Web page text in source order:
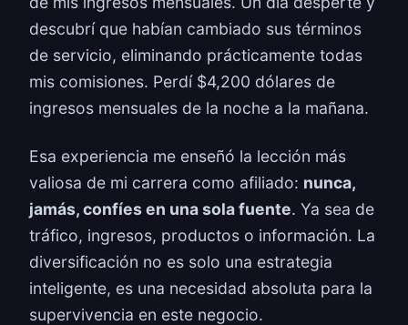
descubrí que habían cambiado sus términos
de servicio, eliminando prácticamente todas
mis comisiones. Perdí $4,200 dólares de
ingresos mensuales de la noche a la mañana.
Esa experiencia me enseñó la lección más
valiosa de mi carrera como afiliado: nunca,
jamás, confíes en una sola fuente. Ya sea de
tráfico, ingresos, productos o información. La
diversificación no es solo una estrategia
inteligente, es una necesidad absoluta para la
supervivencia en este negocio.